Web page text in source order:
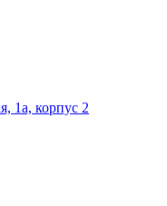
1а, корпус 2